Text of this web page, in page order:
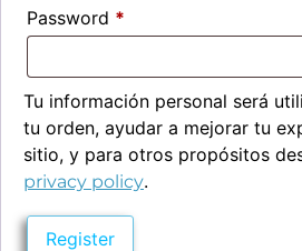
Password *
Tu información personal será
tu orden, ayudar a mejorar tu
sitio, y para otros propósitos
privacy policy.
Register